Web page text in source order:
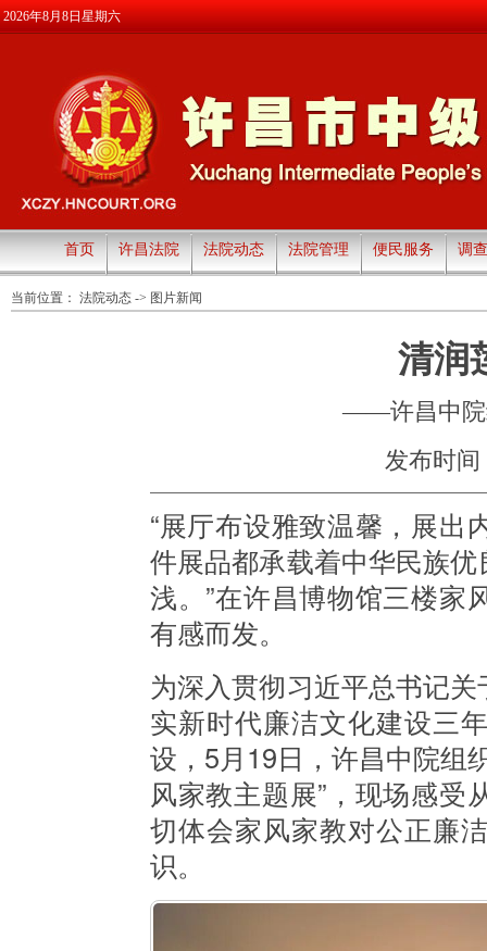
2026年8月8日星期六
首页 许昌法院 法院动态 法院管理 便民服务 调
当前位置： 法院动态 -> 图片新闻
清润
——许昌中院
发布时间
“展厅布设雅致温馨，展出
件展品都承载着中华民族
浅。”在许昌博物馆三楼家
有感而发。
为深入贯彻习近平总书记
实新时代廉洁文化建设三
设， 5月19日，许昌中院
风家教主题展”，现场感受
切体会家风家教对公正廉
识。